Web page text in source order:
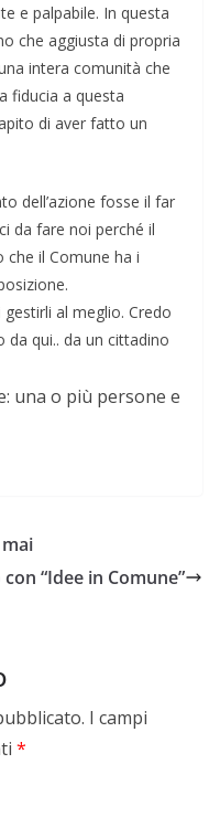
e palpabile. In questa
che aggiusta di propria
intera comunità che
fiducia a questa
di aver fatto un
dell’azione fosse il far
da fare noi perché il
che il Comune ha i
al meglio. Credo
da qui.. da un cittadino
“Idee in Comune”
I campi
*